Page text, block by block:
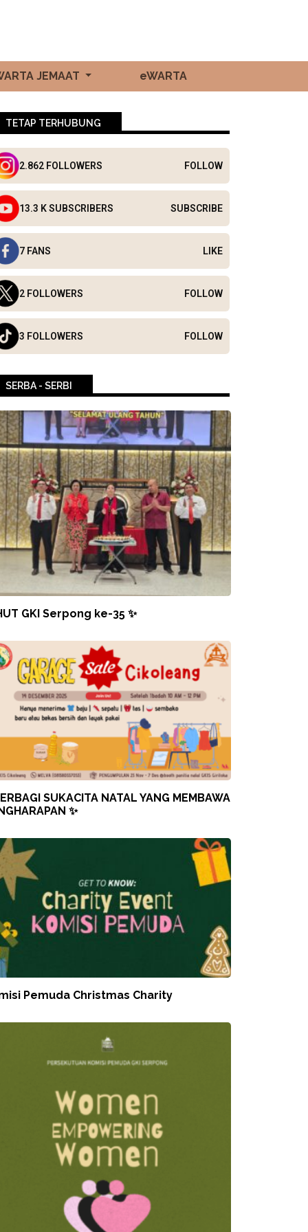
JEMAAT eWARTA
TETAP TERHUBUNG
2.862 FOLLOWERS FOLLOW
13.3 K SUBSCRIBERS SUBSCRIBE
7 FANS LIKE
2 FOLLOWERS FOLLOW
3 FOLLOWERS FOLLOW
SERBA - SERBI
GKI Serpong ke-35 ✨
SUKACITA NATAL YANG MEMBAWA
✨
Pemuda Christmas Charity